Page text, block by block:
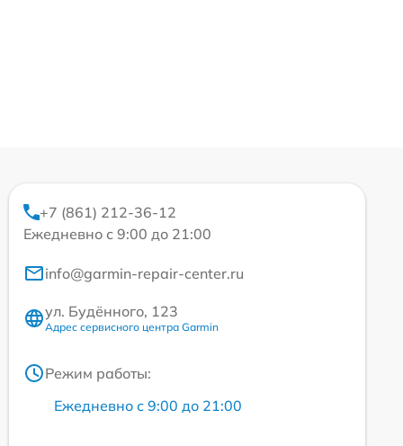
+7 (861) 212-36-12
Ежедневно с 9:00 до 21:00
info@garmin-repair-center.ru
ул. Будённого, 123
Адрес сервисного центра Garmin
Режим работы:
Ежедневно с 9:00 до 21:00